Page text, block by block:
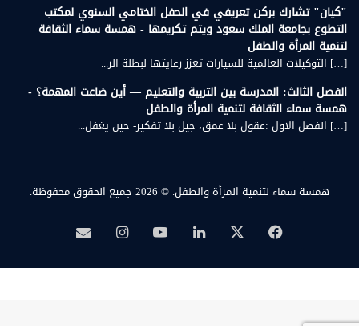
"كيان" تشارك بركن تعريفي في الحفل الختامي السنوي لمكتب
التطوع بجامعة الملك سعود ويتم تكريمها - همسة سماء الثقافة
لتنمية المرأة والطفل
[…] التوكيلات العالمية للسيارات تعزز رعايتها لبطلة الر...
الفصل الثالث: المدرسة بين التربية والتعليم — أين ضاعت المهمة؟ -
همسة سماء الثقافة لتنمية المرأة والطفل
[…] الفصل الاول :عقول بلا عمق، جيل بلا تفكير- حين يغفل...
همسة سماء لتنمية المرأة والطفل. © 2026 جميع الحقوق محفوظة.
فيسبوك لينكدإن‫YouTubeانستقرامبريد
همسة